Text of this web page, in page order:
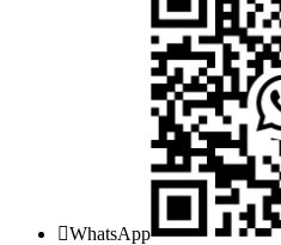
WhatsApp